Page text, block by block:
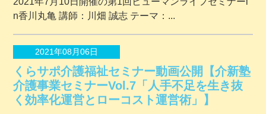
n香川丸亀 講師：川畑 誠志 テーマ：...
2021年08月06日
くらサポ介護福祉セミナー動画公開【介新塾
介護事業セミナーVol.7「人手不足を生き抜
く効率化運営とローコスト運営術」】